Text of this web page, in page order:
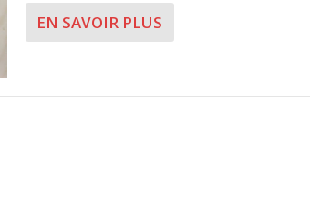
EN SAVOIR PLUS